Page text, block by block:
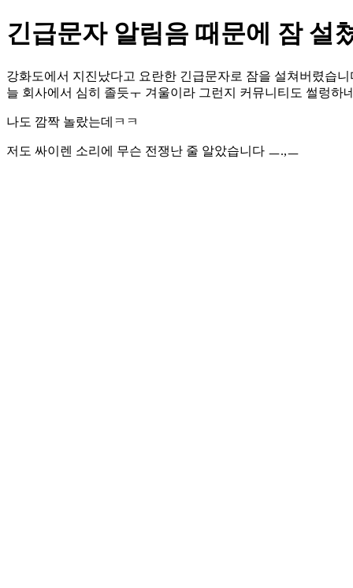
긴급문자 알림음 때문에 잠 설
강화도에서 지진났다고 요란한 긴급문자로 잠을 설쳐버렸습
늘 회사에서 심히 졸듯ㅜ 겨울이라 그런지 커뮤니티도 썰렁하
나도 깜짝 놀랐는데ㅋㅋ
저도 싸이렌 소리에 무슨 전쟁난 줄 알았습니다 ㅡ.,ㅡ